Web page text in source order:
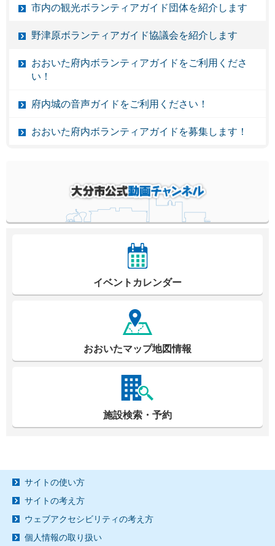
市内の観光ボランティアガイド団体を紹介します
野津原ボランティアガイド協議会を紹介します
おおいた府内ボランティアガイドをご利用くださ
い！
府内城の音声ガイドをご利用ください！
おおいた府内ボランティアガイドを募集します！
イベントカレンダー
おおいたマップ地図情報
施設検索・予約
サイトの使い方
サイトの考え方
ウェブアクセシビリティの考え方
個人情報の取り扱い